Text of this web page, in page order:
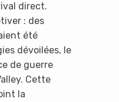
direct.
: des
été
dévoilées, le
de guerre
Cette
la